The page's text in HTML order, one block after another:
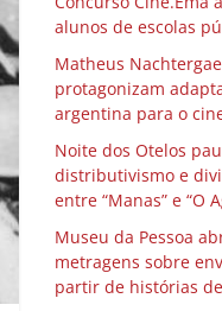
alunos de escolas
Matheus
protagonizam
argentina para o
Noite dos Otelos
distributivismo e
entre “Manas” e “O
Museu da Pessoa
metragens sobre
partir de histórias